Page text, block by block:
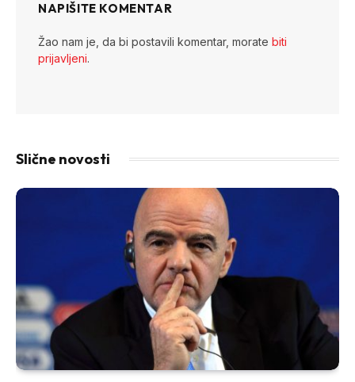
NAPIŠITE KOMENTAR
Žao nam je, da bi postavili komentar, morate biti
prijavljeni.
Slične novosti